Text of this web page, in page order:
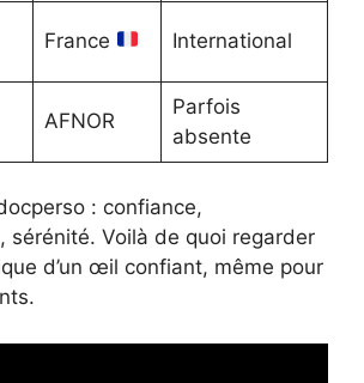
France International
AFNOR
Parfois
absente
: confiance,
sérénité. Voilà de quoi regarder
d’un œil confiant, même pour